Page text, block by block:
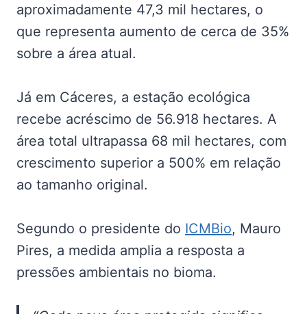
aproximadamente 47,3 mil hectares, o
que representa aumento de cerca de 35%
sobre a área atual.
Já em Cáceres, a estação ecológica
recebe acréscimo de 56.918 hectares. A
área total ultrapassa 68 mil hectares, com
crescimento superior a 500% em relação
ao tamanho original.
Segundo o presidente do ICMBio, Mauro
Pires, a medida amplia a resposta a
pressões ambientais no bioma.